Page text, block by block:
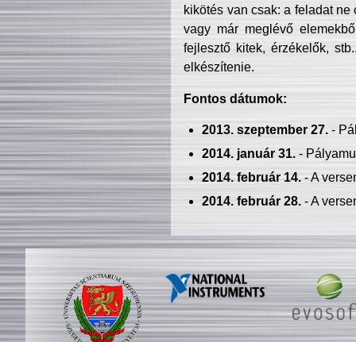
kikötés van csak: a feladat
vagy már meglévő
fejlesztő kitek, érzékelők,
elkészítenie.
Fontos dátumok:
2013. szeptember 27.-
2014. január 31.-
2014. február 14.- A
2014. február 28.- A